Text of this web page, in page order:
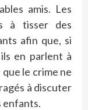
amis. Les
à tisser des
afin que, si
en parlent à
le crime ne
à discuter
enfants.